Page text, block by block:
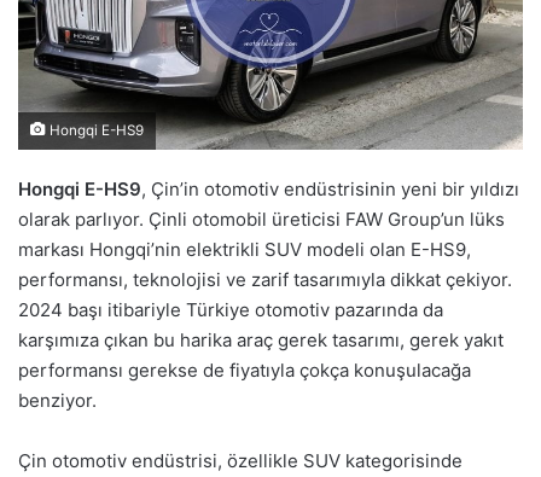
Hongqi E-HS9
Hongqi E-HS9, Çin’in otomotiv endüstrisinin yeni bir yıldızı
olarak parlıyor. Çinli otomobil üreticisi FAW Group’un lüks
markası Hongqi’nin elektrikli SUV modeli olan E-HS9,
performansı, teknolojisi ve zarif tasarımıyla dikkat çekiyor.
2024 başı itibariyle Türkiye otomotiv pazarında da
karşımıza çıkan bu harika araç gerek tasarımı, gerek yakıt
performansı gerekse de fiyatıyla çokça konuşulacağa
benziyor.
Çin otomotiv endüstrisi, özellikle SUV kategorisinde